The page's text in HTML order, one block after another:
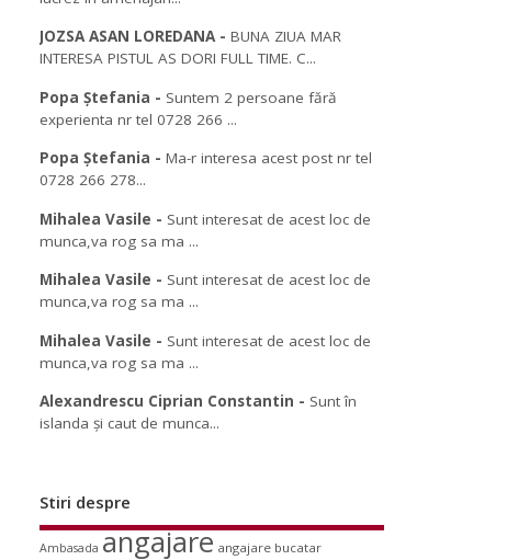
JOZSA ASAN LOREDANA-BUNA ZIUA MAR
INTERESA PISTUL AS DORI FULL TIME. C...
Popa Ștefania - Suntem 2 persoane fără
experienta nr tel 0728 266 ...
Popa Ștefania -Ma-r interesa acest post nr tel
0728 266 278...
Mihalea Vasile - Sunt interesat de acest loc de
munca,va rog sa ma ...
Mihalea Vasile - Sunt interesat de acest loc de
munca,va rog sa ma ...
Mihalea Vasile - Sunt interesat de acest loc de
munca,va rog sa ma ...
Alexandrescu Ciprian Constantin - Sunt în
islanda și caut de munca...
Stiri despre
Ambasada angajare angajare bucatar